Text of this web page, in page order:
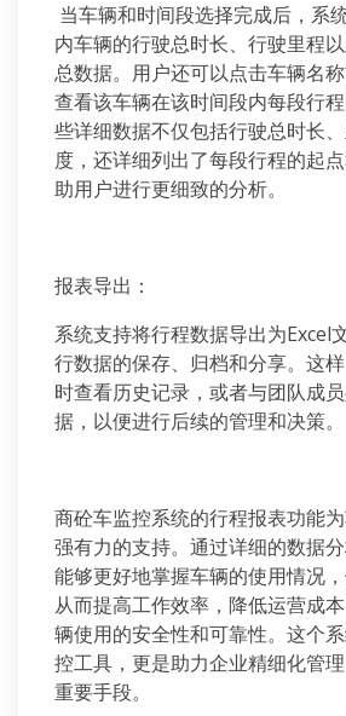
当车辆和时间段选择完成后，系
内车辆的行驶总时长、行驶里程
总数据。用户还可以点击车辆名
查看该车辆在该时间段内每段行
些详细数据不仅包括行驶总时长
度，还详细列出了每段行程的起
助用户进行更细致的分析。
报表导出：
系统支持将行程数据导出为Excel
行数据的保存、归档和分享。这
时查看历史记录，或者与团队成
据，以便进行后续的管理和决策。
商砼车监控系统的行程报表功能
强有力的支持。通过详细的数据
能够更好地掌握车辆的使用情况
从而提高工作效率，降低运营成
辆使用的安全性和可靠性。这个
控工具，更是助力企业精细化管
重要手段。